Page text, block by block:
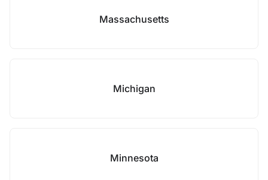
Massachusetts
Michigan
Minnesota